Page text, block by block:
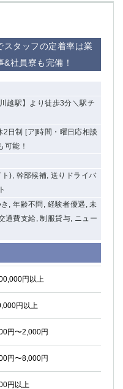
スタッフの定着率は業
社員寮も完備！
越駅】より徒歩3分＼駅チ
2日制 [ア]時間・曜日応相談
可能！
), 幹部候補, 送りドライバ
, 年齢不問, 経験者優遇, 未
通費支給, 制服貸与, ニュー
円以上
円以上
円〜2,000円
円〜8,000円
円以上